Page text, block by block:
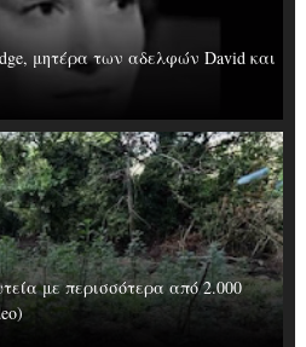
μητέρα των αδελφών David και
με περισσότερα από 2.000